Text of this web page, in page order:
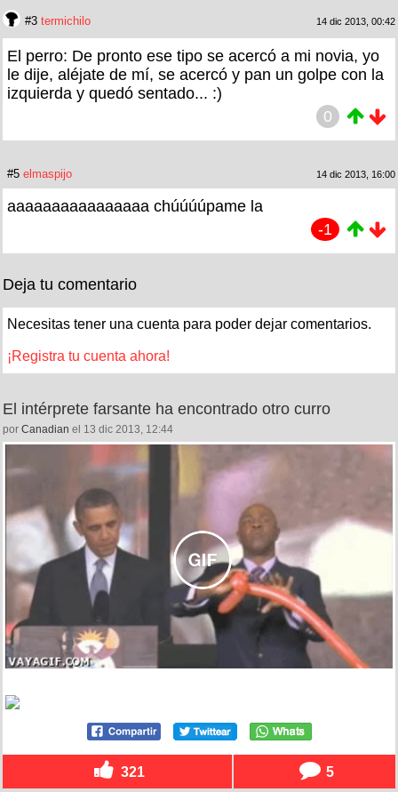
#3 termichilo 14 dic 2013, 00:42
El perro: De pronto ese tipo se acercó a mi novia, yo
le dije, aléjate de mí, se acercó y pan un golpe con la
izquierda y quedó sentado... :)
0
#5 elmaspijo 14 dic 2013, 16:00
aaaaaaaaaaaaaaaa chúúúúpame la
-1
Deja tu comentario
Necesitas tener una cuenta para poder dejar comentarios.
¡Registra tu cuenta ahora!
El intérprete farsante ha encontrado otro curro
por Canadian el 13 dic 2013, 12:44
321 5